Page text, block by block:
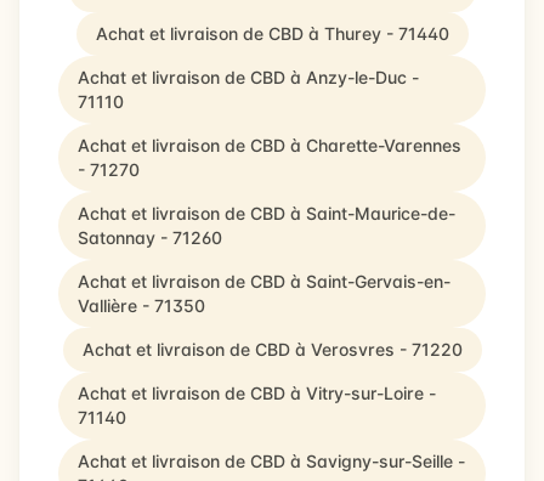
Achat et livraison de CBD à Thurey - 71440
Achat et livraison de CBD à Anzy-le-Duc -
71110
Achat et livraison de CBD à Charette-Varennes
- 71270
Achat et livraison de CBD à Saint-Maurice-de-
Satonnay - 71260
Achat et livraison de CBD à Saint-Gervais-en-
Vallière - 71350
Achat et livraison de CBD à Verosvres - 71220
Achat et livraison de CBD à Vitry-sur-Loire -
71140
Achat et livraison de CBD à Savigny-sur-Seille -